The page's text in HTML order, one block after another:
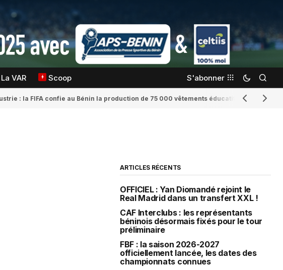
La VAR Scoop S'abonner
: la FIFA confie au Bénin la production de 75 000 vêtements éducatifs Romaine
ARTICLES RÉCENTS
OFFICIEL : Yan Diomandé rejoint le
Real Madrid dans un transfert XXL !
CAF Interclubs : les représentants
béninois désormais fixés pour le tour
préliminaire
FBF : la saison 2026-2027
officiellement lancée, les dates des
championnats connues